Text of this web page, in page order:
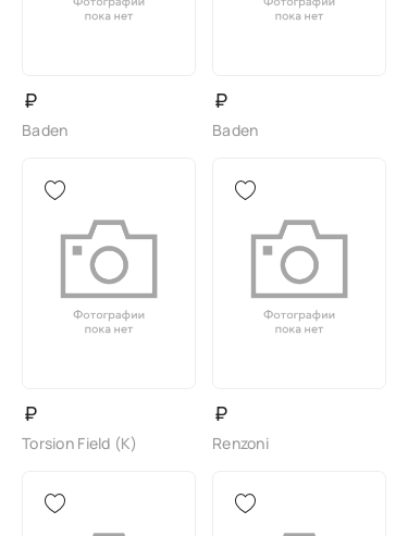
₽
Baden
₽
Baden
₽
Torsion Field (K)
₽
Renzoni